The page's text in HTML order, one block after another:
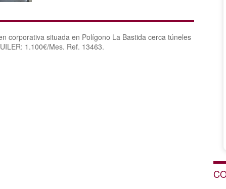
corporativa situada en Polígono La Bastida cerca túneles
1.100€/Mes. Ref. 13463.